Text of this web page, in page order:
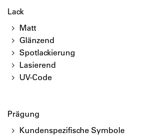
Lack
Matt
Glänzend
Spotlackierung
Lasierend
UV-Code
Prägung
Kundenspezifische Symbole